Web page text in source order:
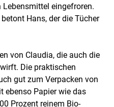
eingefroren.
Hans, der die Tücher
von Claudia, die auch die
Die praktischen
gut zum Verpacken von
ebenso Papier wie das
Prozent reinem Bio-